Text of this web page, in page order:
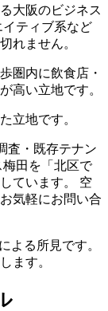
大阪のビジネス
ティブ系など
れません。
圏内に飲食店・
高い立地です。
立地です。
査・既存テナン
梅田を「北区で
ています。 空
気軽にお問い合
よる所見です。
ます。